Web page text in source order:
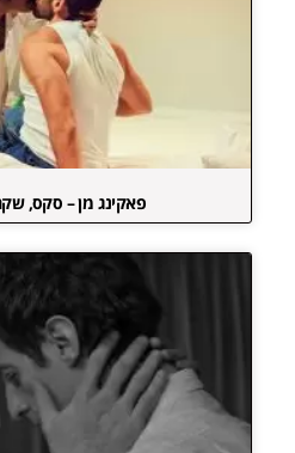
פאקינג מן – סקס,